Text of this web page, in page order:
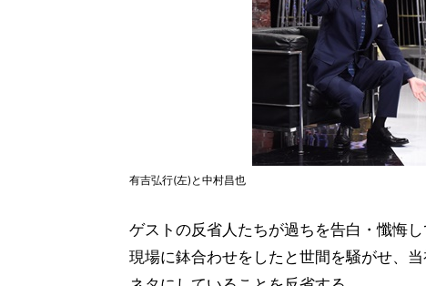
有吉弘行(左)と中村昌也
ゲストの反省人たちが過ちを告白・懺悔
現場に鉢合わせをしたと世間を騒がせ、